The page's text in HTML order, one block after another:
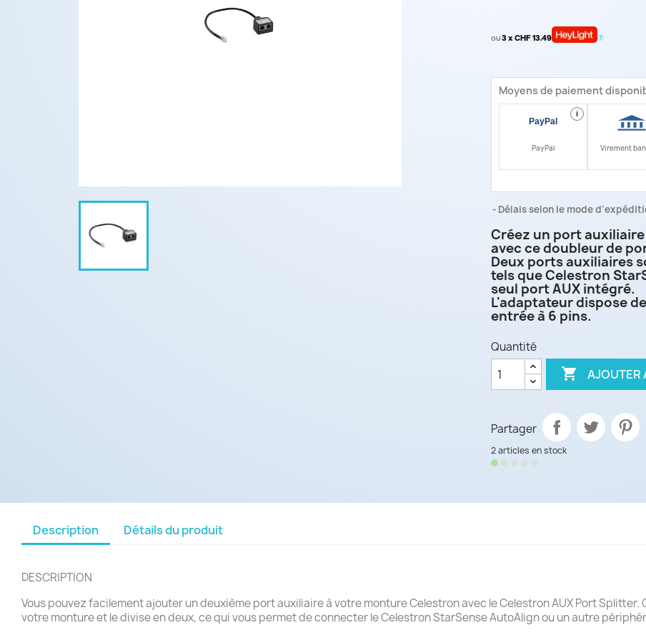
ou3 x CHF 13.49
Moyens de paiement
i
PayPal Virement
Délais selon le mode
Créez un port
avec ce doubleur de
Deux ports auxiliaires
tels que Celestron
seul port AUX intégré.
L'adaptateur dispose
entrée à 6 pins.
Quantité
 AJOUTER
Partager
2 articles en stock
Description Détails du produit
DESCRIPTION
Vous pouvez facilement ajouter un deuxième port auxiliaire à votre monture Celestron avec le Celestron AUX Port
votre monture et le divise en deux, ce qui vous permet de connecter le Celestron StarSense AutoAlign ou un autre